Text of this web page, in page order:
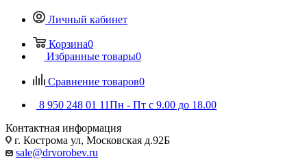
Личный кабинет
Корзина0
Избранные товары0
Сравнение товаров0
8 950 248 01 11Пн - Пт с 9.00 до 18.00
Контактная информация
г. Кострома ул, Московская д.92Б
sale@drvorobev.ru